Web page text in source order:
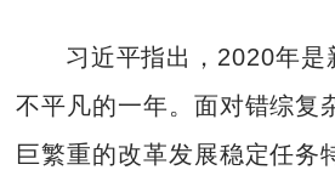
习近平指出，2020年是
不平凡的一年。面对错综复
巨繁重的改革发展稳定任务